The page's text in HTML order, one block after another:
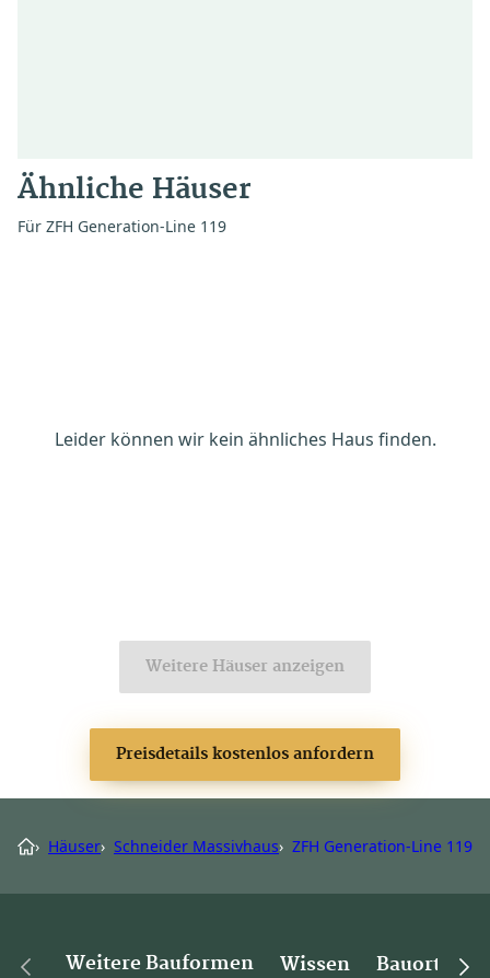
Ähnliche Häuser
Für ZFH Generation-Line 119
Leider können wir kein ähnliches Haus finden.
Weitere Häuser anzeigen
Preisdetails kostenlos anfordern
› Häuser› Schneider Massivhaus› ZFH Generation-Line 119
Weitere Bauformen Wissen Bauorte